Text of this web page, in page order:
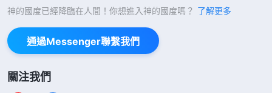
内容并不能把神的作為都説透。我們來看一段全能神
的話吧。全能神説：『聖經所記載的都是有限的那些
東西，并不能代表神的全部作工。四福音一共還没有
一百章，什麽咒詛無花果樹、彼得三次不認主、耶穌
神的國度已經降臨在人間！你想進入神的國度嗎？ 了解更多
通過Messenger聯繫我們
關注我們